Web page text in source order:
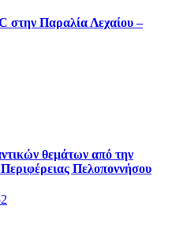
στην Παραλία Λεχαίου –
θεμάτων από την
Πελοποννήσου